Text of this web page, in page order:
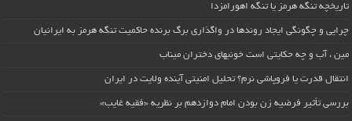
تاریخچه تنگه هرمز یا تنگه اهورامزدا
چرایی و چگونگی ایجاد روندها در واگذاری برگ برنده حاکمیت تنگه هرمز به ایرانیان
مین ، آب و چه حکایتی است خونبهای دختران میناب
انتقال قدرت یا فروپاشی نرم؟ تحلیل امنیتی آینده ولایت در ایران
بررسی تأثیر فرضیه زن بودن امام دوازدهم بر نظریه «فقیه غایب»